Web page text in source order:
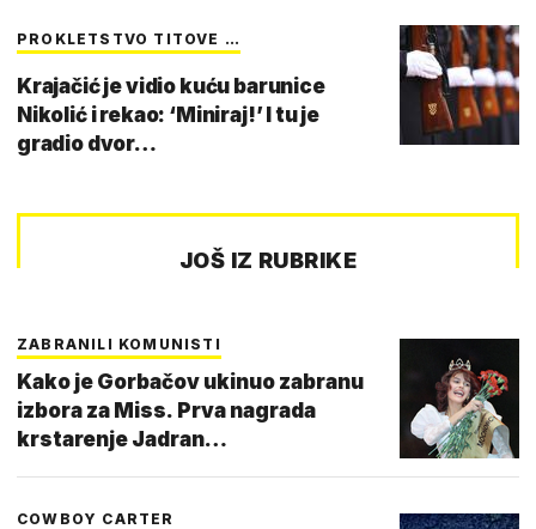
PROKLETSTVO TITOVE …
Krajačić je vidio kuću barunice
Nikolić i rekao: ‘Miniraj!’ I tu je
gradio dvor…
JOŠ IZ RUBRIKE
ZABRANILI KOMUNISTI
Kako je Gorbačov ukinuo zabranu
izbora za Miss. Prva nagrada
krstarenje Jadran…
COWBOY CARTER